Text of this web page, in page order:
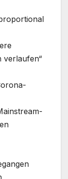
verlaufen“